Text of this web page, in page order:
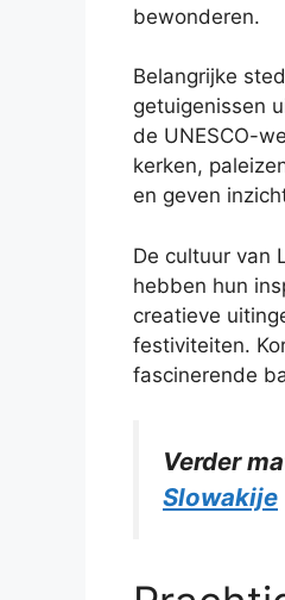
bewonderen.
Belangrijke
getuigenissen
de UNESCO-
kerken,
en geven
De cultuur van
hebben hun
creatieve
festiviteiten.
fascinerende
Verder
Slowakije